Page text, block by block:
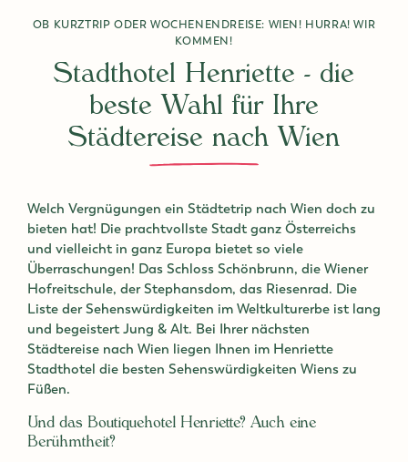
Stadthotel Henriette - die
beste Wahl für Ihre
Städtereise nach Wien
OB KURZTRIP ODER WOCHENENDREISE: WIEN! HURRA! WIR
KOMMEN!
Welch Vergnügungen ein Städtetrip nach Wien doch zu
bieten hat! Die prachtvollste Stadt ganz Österreichs
und vielleicht in ganz Europa bietet so viele
Überraschungen! Das Schloss Schönbrunn, die Wiener
Hofreitschule, der Stephansdom, das Riesenrad. Die
Liste der Sehenswürdigkeiten im Weltkulturerbe ist lang
und begeistert Jung & Alt. Bei Ihrer nächsten
Städtereise nach Wien liegen Ihnen im Henriette
Stadthotel die besten Sehenswürdigkeiten Wiens zu
Füßen.
Und das Boutiquehotel Henriette? Auch eine
Berühmtheit?